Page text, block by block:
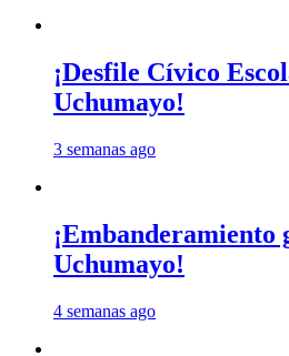
¡Desfile Cívico
Uchumayo!
3 semanas ago
¡Embanderamiento
Uchumayo!
4 semanas ago